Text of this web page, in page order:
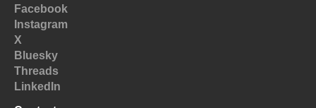
Facebook
Instagram
X
Bluesky
Threads
LinkedIn